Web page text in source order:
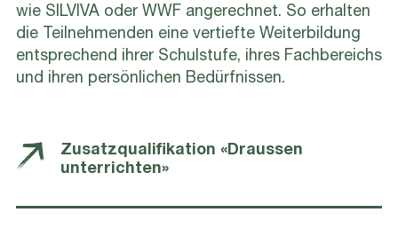
wie SILVIVA oder WWF angerechnet. So erhalten
die Teilnehmenden eine vertiefte Weiterbildung
entsprechend ihrer Schulstufe, ihres Fachbereichs
und ihren persönlichen Bedürfnissen.
Zusatzqualifikation «Draussen
unterrichten»